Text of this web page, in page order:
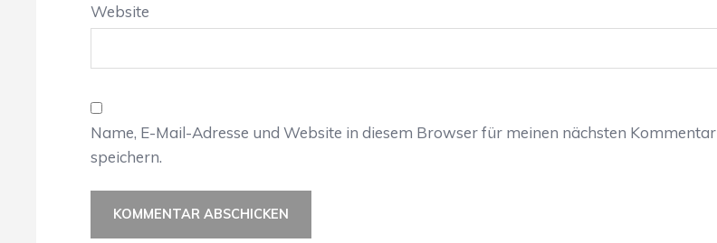
Website
Name, E-Mail-Adresse und Website in diesem Browser für meinen nächsten Kommentar
speichern.